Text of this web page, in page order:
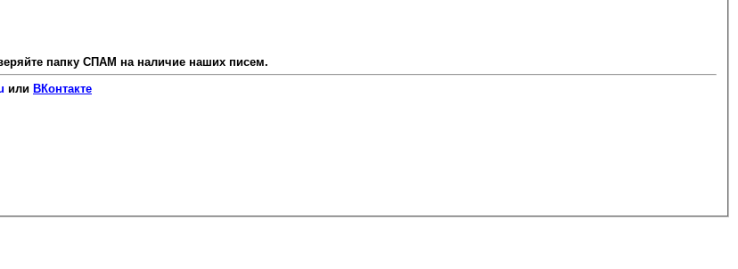
папку СПАМ на наличие наших писем.
или ВКонтакте